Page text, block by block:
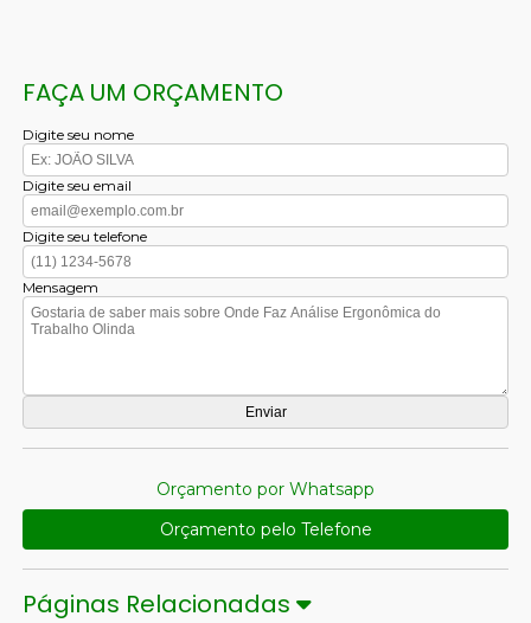
FAÇA UM ORÇAMENTO
Digite seu nome
Digite seu email
Digite seu telefone
Mensagem
Orçamento por Whatsapp
Orçamento pelo Telefone
Páginas Relacionadas